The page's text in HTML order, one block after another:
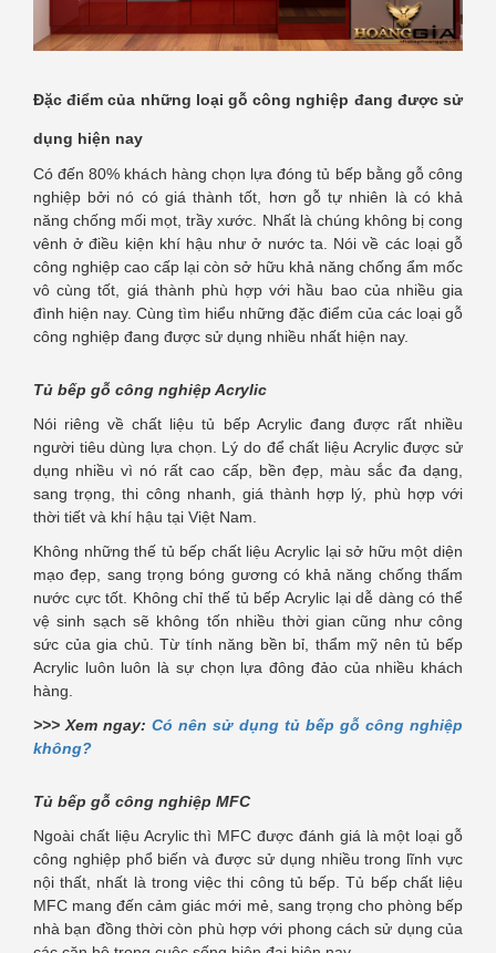
Đặc điểm của những loại gỗ công nghiệp đang được sử
dụng hiện nay
Có đến 80% khách hàng chọn lựa đóng tủ bếp bằng gỗ công
nghiệp bởi nó có giá thành tốt, hơn gỗ tự nhiên là có khả
năng chống mối mọt, trầy xước. Nhất là chúng không bị cong
vênh ở điều kiện khí hậu như ở nước ta. Nói về các loại gỗ
công nghiệp cao cấp lại còn sở hữu khả năng chống ẩm mốc
vô cùng tốt, giá thành phù hợp với hầu bao của nhiều gia
đình hiện nay. Cùng tìm hiểu những đặc điểm của các loại gỗ
công nghiệp đang được sử dụng nhiều nhất hiện nay.
Tủ bếp gỗ công nghiệp Acrylic
Nói riêng về chất liệu tủ bếp Acrylic đang được rất nhiều
người tiêu dùng lựa chọn. Lý do để chất liệu Acrylic được sử
dụng nhiều vì nó rất cao cấp, bền đẹp, màu sắc đa dạng,
sang trọng, thi công nhanh, giá thành hợp lý, phù hợp với
thời tiết và khí hậu tại Việt Nam.
Không những thế tủ bếp chất liệu Acrylic lại sở hữu một diện
mạo đẹp, sang trọng bóng gương có khả năng chống thấm
nước cực tốt. Không chỉ thế tủ bếp Acrylic lại dễ dàng có thể
vệ sinh sạch sẽ không tốn nhiều thời gian cũng như công
sức của gia chủ. Từ tính năng bền bỉ, thẩm mỹ nên tủ bếp
Acrylic luôn luôn là sự chọn lựa đông đảo của nhiều khách
hàng.
>>> Xem ngay:Có nên sử dụng tủ bếp gỗ công nghiệp
không?
Tủ bếp gỗ công nghiệp MFC
Ngoài chất liệu Acrylic thì MFC được đánh giá là một loại gỗ
công nghiệp phổ biến và được sử dụng nhiều trong lĩnh vực
nội thất, nhất là trong việc thi công tủ bếp. Tủ bếp chất liệu
MFC mang đến cảm giác mới mẻ, sang trọng cho phòng bếp
nhà bạn đồng thời còn phù hợp với phong cách sử dụng của